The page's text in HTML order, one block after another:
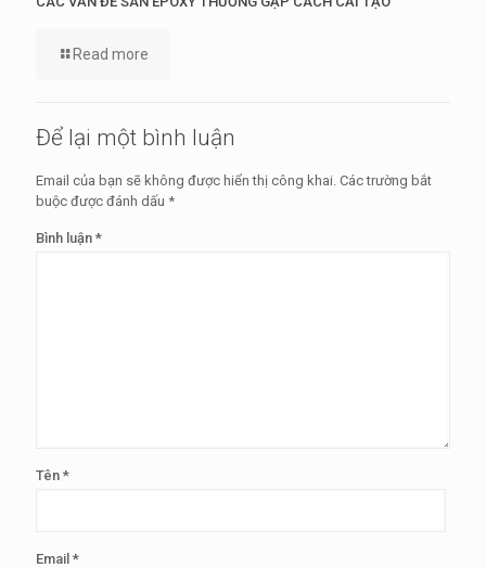
Read more
Để lại một bình luận
Email của bạn sẽ không được hiển thị công khai. Các trường bắt
buộc được đánh dấu *
Bình luận *
Tên *
Email *